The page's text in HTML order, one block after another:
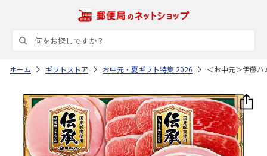
ホーム ギフトストア お中元・夏ギフト特集 2026 ＜お中元＞伊藤